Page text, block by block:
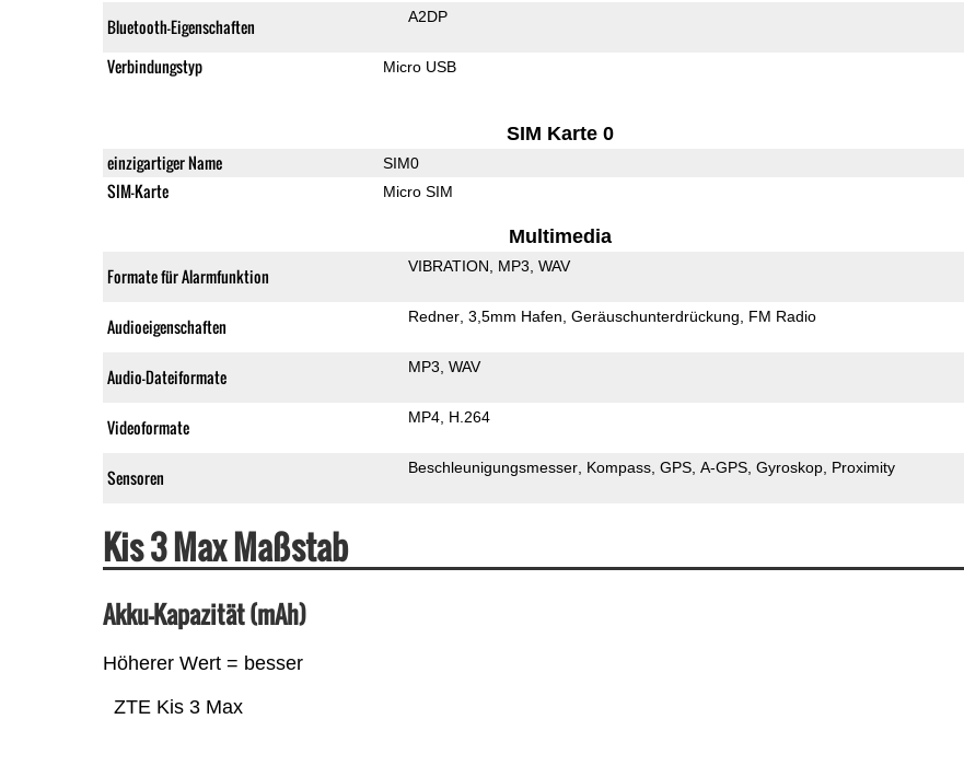
Bluetooth-Eigenschaften A2DP
Verbindungstyp Micro USB
SIM Karte 0
einzigartiger Name SIM0
SIM-Karte Micro SIM
Multimedia
Formate für Alarmfunktion VIBRATION MP3 WAV
Audioeigenschaften Redner 3,5mm Hafen Geräuschunterdrückung FM Radio
Audio-Dateiformate MP3 WAV
Videoformate MP4 H.264
Sensoren Beschleunigungsmesser Kompass GPS A-GPS Gyroskop Proximity
Kis 3 Max Maßstab
Akku-Kapazität (mAh)
Höherer Wert = besser
ZTE Kis 3 Max